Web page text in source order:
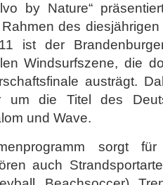
by Nature“
des
ist der
Windsurfszene, die
austrägt.
um die Titel des
und Wave.
sorgt
auch